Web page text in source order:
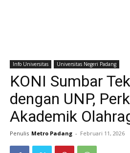
Info Universitas Universitas Negeri Padang
KONI Sumbar
dengan UNP,
Akademik
Penulis Metro Padang - Februari 11, 2026